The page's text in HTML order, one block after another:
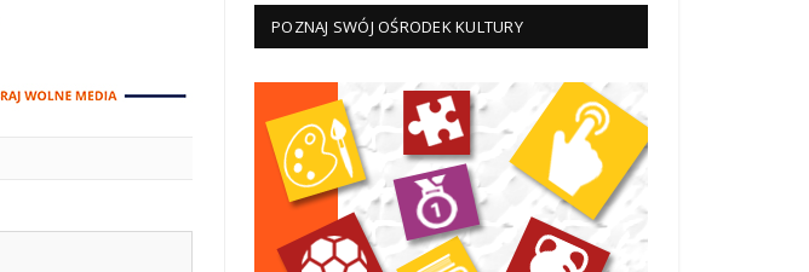
POZNAJ SWÓJ OŚRODEK KULTURY